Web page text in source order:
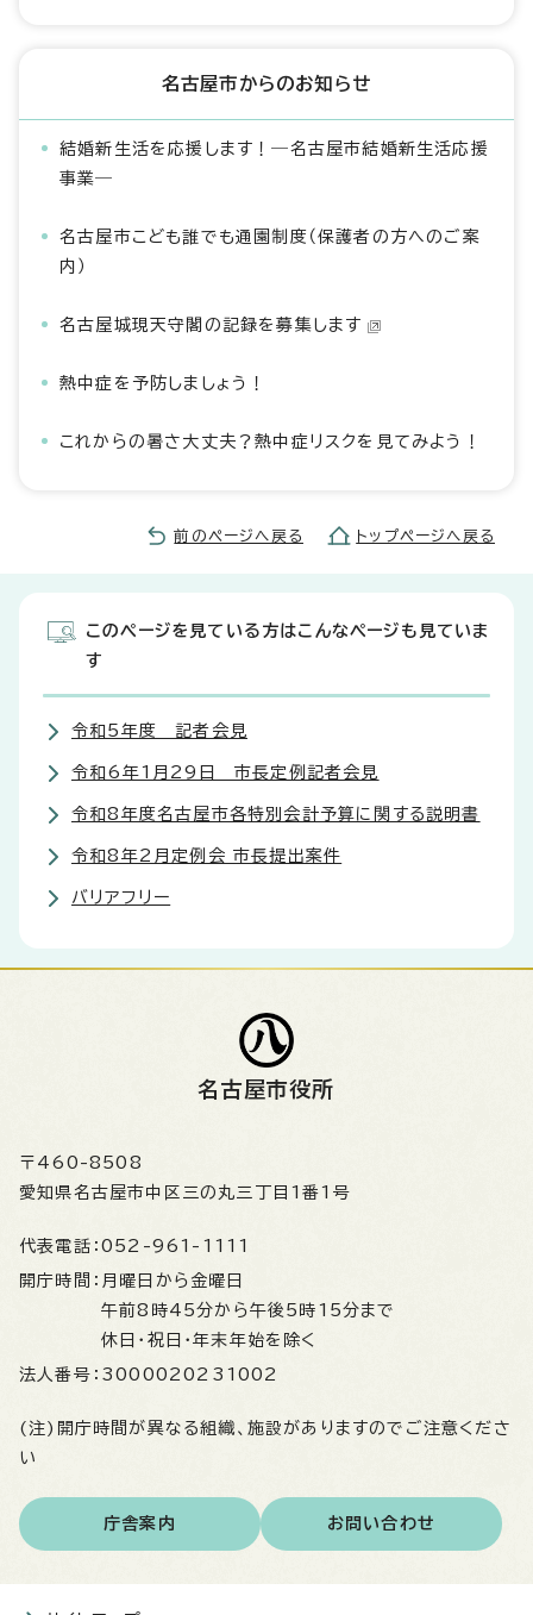
名古屋市からのお知らせ
結婚新生活を応援します！―名古屋市結婚新生活応援
事業―
名古屋市こども誰でも通園制度（保護者の方へのご案
内）
名古屋城現天守閣の記録を募集します
熱中症を予防しましょう！
これからの暑さ大丈夫？熱中症リスクを見てみよう！
前のページへ戻る トップページへ戻る
このページを見ている方はこんなページも見ていま
す
令和5年度 記者会見
令和6年1月29日 市長定例記者会見
令和8年度名古屋市各特別会計予算に関する説明書
令和8年2月定例会 市長提出案件
バリアフリー
名古屋市役所
〒460-8508
愛知県名古屋市中区三の丸三丁目1番1号
代表電話： 052-961-1111
開庁時間： 月曜日から金曜日
午前8時45分から午後5時15分まで
休日・祝日・年末年始を除く
法人番号： 3000020231002
(注)開庁時間が異なる組織、施設がありますのでご注意くださ
い
庁舎案内 お問い合わせ